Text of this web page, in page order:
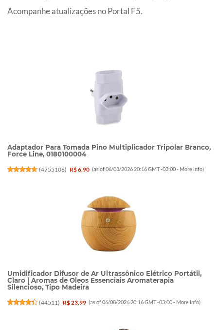
Acompanhe atualizações no Portal F5.
Adaptador Para Tomada Pino Multiplicador Tripolar Branco,
Force Line, 0180100004
(4755106) R$ 6,90 (as of 06/08/2026 20:16 GMT -03:00 - More info)
Umidificador Difusor de Ar Ultrassônico Elétrico Portátil,
Claro | Aromas de Oleos Essenciais Aromaterapia
Silencioso, Tipo Madeira
(44511) R$ 23,99 (as of 06/08/2026 20:16 GMT -03:00 - More info)